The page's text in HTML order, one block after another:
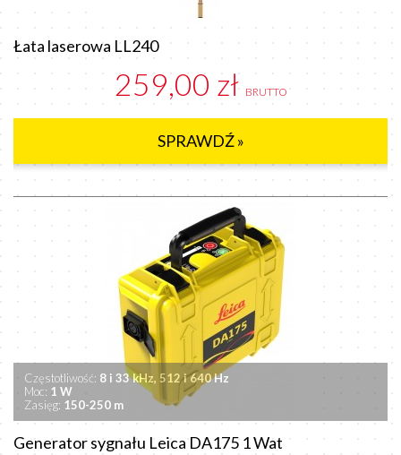
Łata laserowa LL240
259,00 zł BRUTTO
SPRAWDŹ »
Częstotliwość: 8 i 33 kHz, 512 i 640 Hz
Moc: 1 W
Zasięg: 150-250 m
Generator sygnału Leica DA175 1 Wat